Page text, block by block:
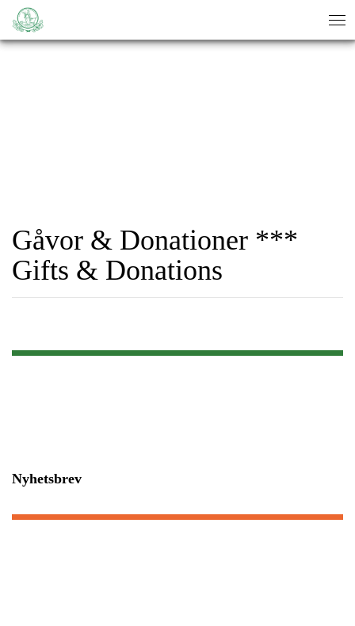
Gåvor & Donationer ***
Gifts & Donations
Nyhetsbrev